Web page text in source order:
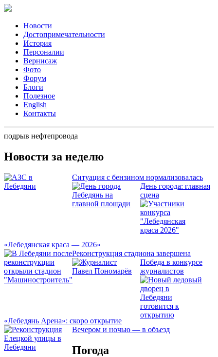
Новости
Достопримечательности
История
Персоналии
Вернисаж
Фото
Форум
Блоги
Полезное
English
Контакты
подрыв нефтепровода
Новости за неделю
Ситуация с бензином нормализовалась
День города: главная
сцена
«Лебедянская краса — 2026»
Реконструкция стадиона завершена
Победа в конкурсе
журналистов
«Лебедянь Арена»: скоро открытие
Вечером и ночью — в объезд
Погода